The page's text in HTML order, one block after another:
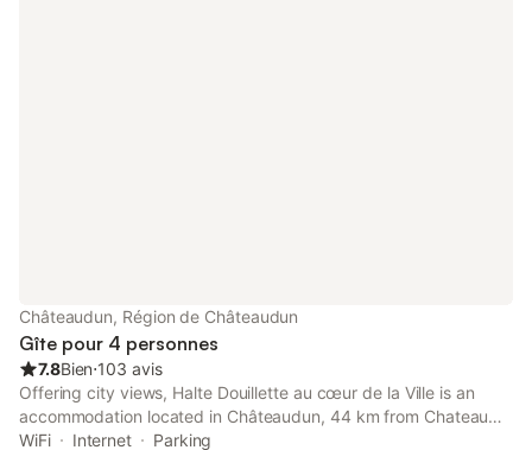
Châteaudun, Région de Châteaudun
Gîte pour 4 personnes
7.8Bien⋅103 avis
Offering city views, Halte Douillette au cœur de la Ville is an
accommodation located in Châteaudun, 44 km from Chateau
de Meung sur Loire and 45 km from Municipal Theatre of
WiFi Internet Parking